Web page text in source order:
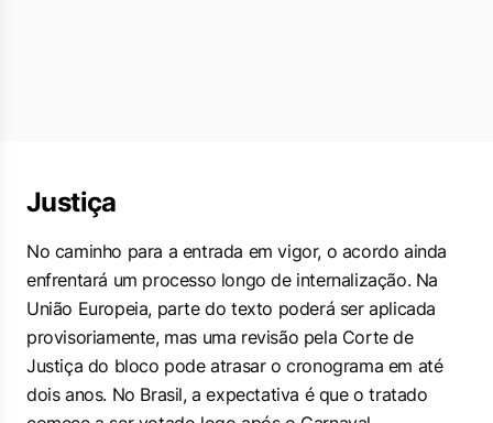
Justiça
No caminho para a entrada em vigor, o acordo ainda
enfrentará um processo longo de internalização. Na
União Europeia, parte do texto poderá ser aplicada
provisoriamente, mas uma revisão pela Corte de
Justiça do bloco pode atrasar o cronograma em até
dois anos. No Brasil, a expectativa é que o tratado